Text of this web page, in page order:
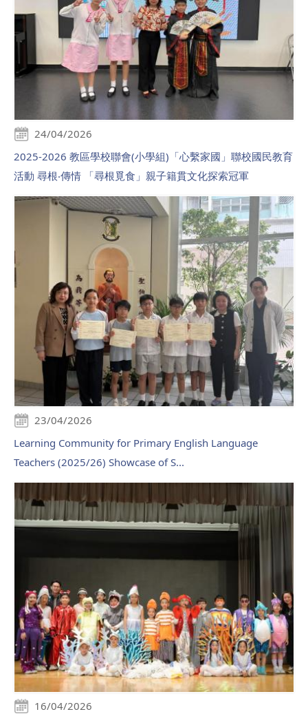
24/04/2026
2025-2026 教區學校聯會(小學組)「心繫家國」聯校國民教育
活動 尋根‧傳情 「尋根覓食」親子籍貫文化探索冠軍
23/04/2026
Learning Community for Primary English Language
Teachers (2025/26) Showcase of S...
16/04/2026